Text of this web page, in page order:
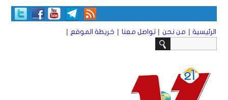
الرئيسية | من نحن | تواصل معنا | خريطة الموقع |